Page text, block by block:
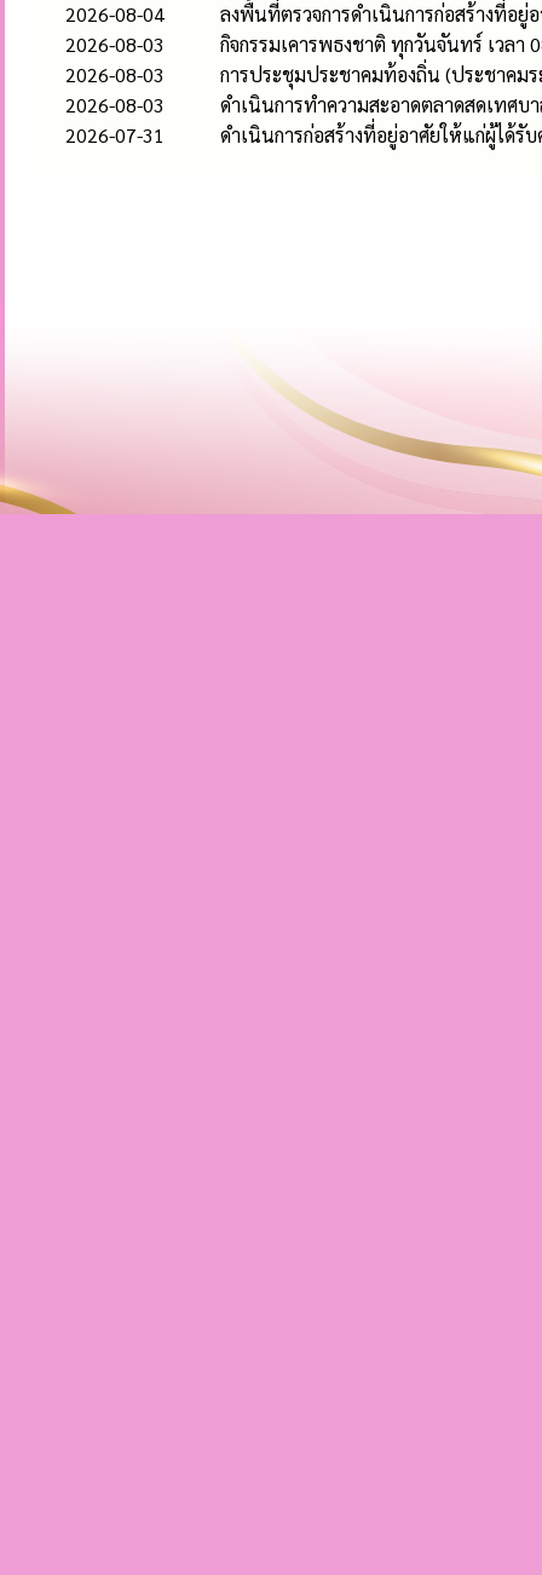
2026-08-04
ลงพื้นที่ตรวจการดำเนินการก่อสร้างที่อ
2026-08-03
กิจกรรมเคารพธงชาติ ทุกวันจันทร์ เวลา
2026-08-03
การประชุมประชาคมท้องถิ่น (ประชาคม
2026-08-03
ดำเนินการทำความสะอาดตลาดสดเทศ
2026-07-31
ดำเนินการก่อสร้างที่อยู่อาศัยให้แก่ผู้ได้